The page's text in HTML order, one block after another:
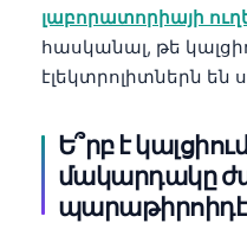
լաբորատորիայի
հասկանալ, թե
էլեկտրոլիտներն են
Ե՞րբ է
մակարդակը